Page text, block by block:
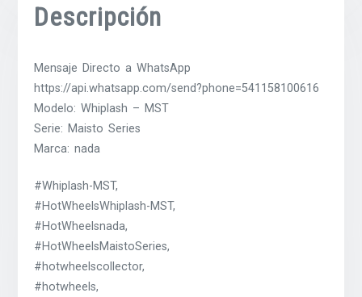
Descripción
Mensaje Directo a WhatsApp
https://api.whatsapp.com/send?phone=541158100616
Modelo: Whiplash – MST
Serie: Maisto Series
Marca: nada
#Whiplash-MST,
#HotWheelsWhiplash-MST,
#HotWheelsnada,
#HotWheelsMaistoSeries,
#hotwheelscollector,
#hotwheels,